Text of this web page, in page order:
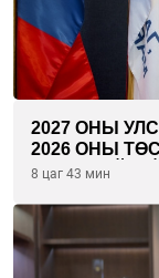
2027 ОНЫ
2026 ОНЫ
ОЛОН
8 цаг 43 мин